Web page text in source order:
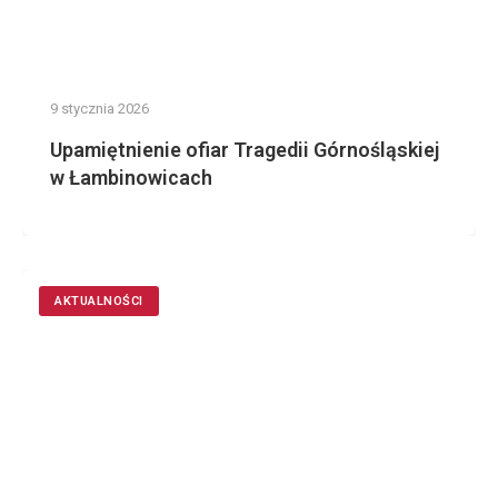
9 stycznia 2026
Upamiętnienie ofiar Tragedii Górnośląskiej
w Łambinowicach
AKTUALNOŚCI